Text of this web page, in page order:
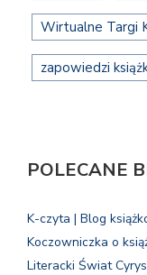
Wirtualne Targi
zapowiedzi
POLECANE
K-czyta | Blog
Koczowniczka o
Literacki Świat